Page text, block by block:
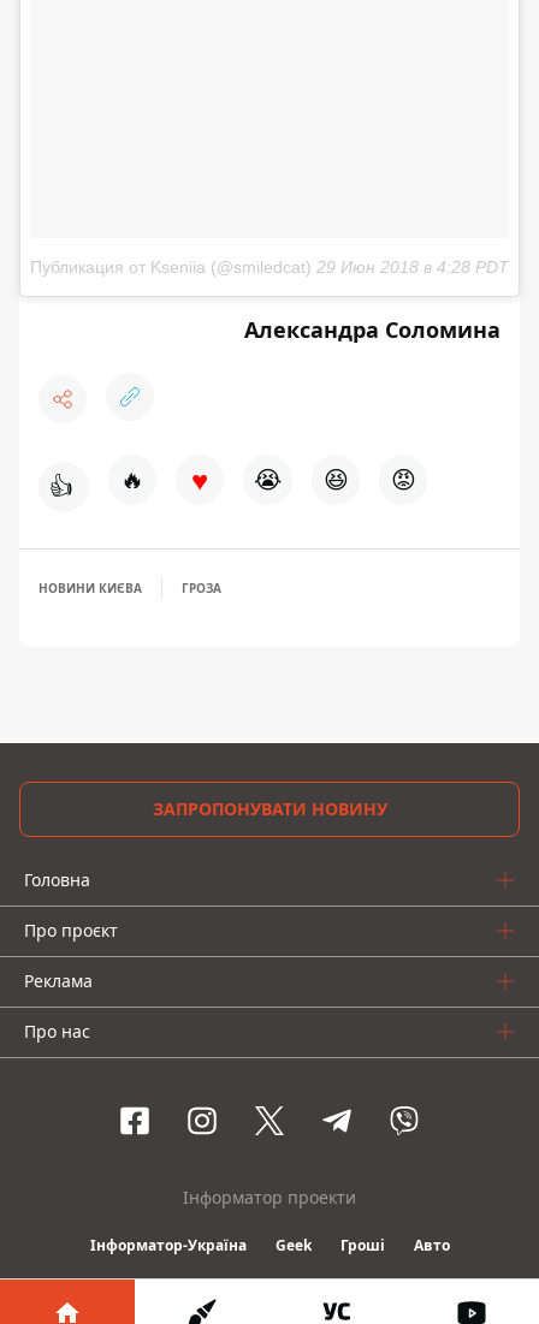
Публикация от Kseniia (@smiledcat) 29 Июн 2018 в 4:28 PDT
Александра Соломина
👍 🔥 ♥ 😭 😆 😡
НОВИНИ КИЄВА ГРОЗА
ЗАПРОПОНУВАТИ НОВИНУ
Головна
Про проєкт
Реклама
Про нас
Інформатор проекти
Інформатор-Україна Geek Гроші Авто
© 2016-2026 Informator